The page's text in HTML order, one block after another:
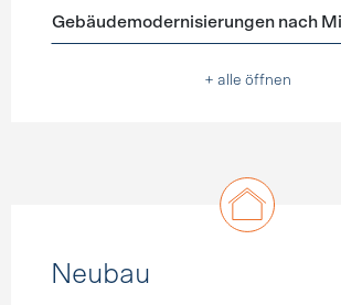
Gebäudemodernisierungen nach
+ alle öffnen
Neubau